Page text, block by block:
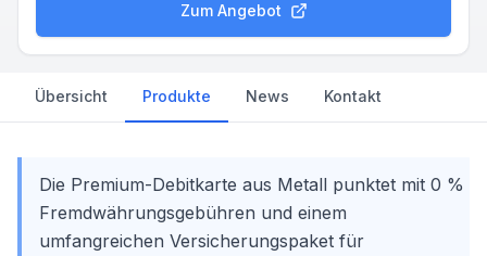
Zum Angebot
Übersicht Produkte News Kontakt
Die Premium-Debitkarte aus Metall punktet mit 0 %
Fremdwährungsgebühren und einem
umfangreichen Versicherungspaket für